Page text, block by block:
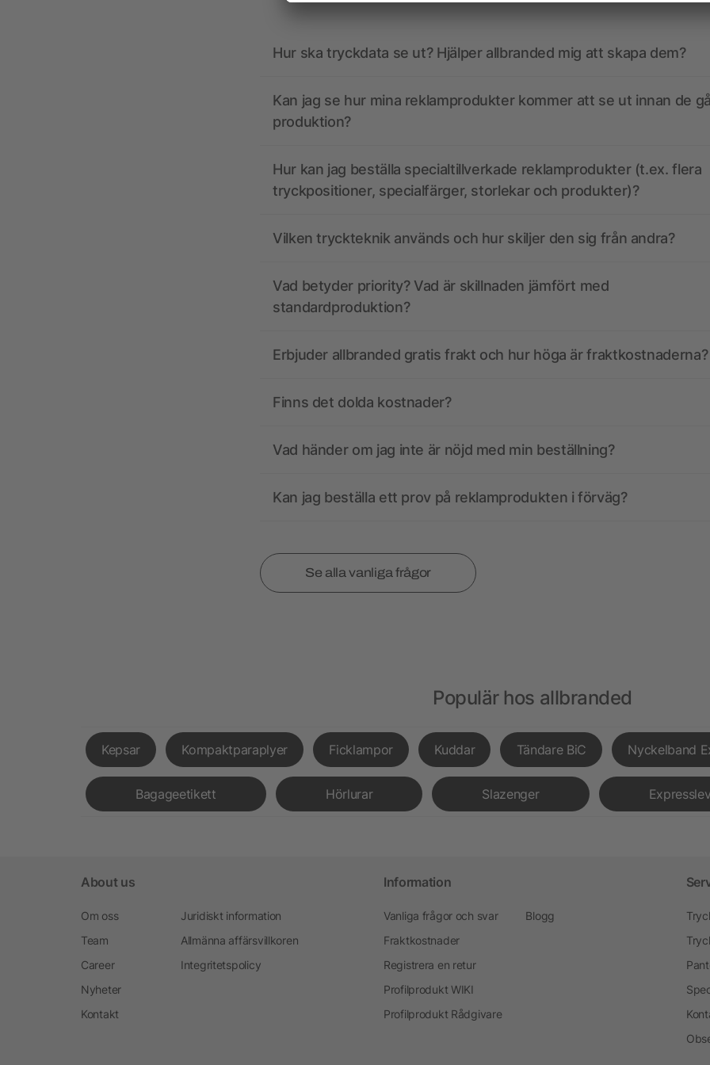
Hur ska tryckdata se ut? Hjälper allbranded mig att skapa dem?
Kan jag se hur mina reklamprodukter kommer att se ut innan de
produktion?
Hur kan jag beställa specialtillverkade reklamprodukter (t.ex. flera
tryckpositioner, specialfärger, storlekar och produkter)?
Vilken tryckteknik används och hur skiljer den sig från andra?
Vad betyder priority? Vad är skillnaden jämfört med
standardproduktion?
Erbjuder allbranded gratis frakt och hur höga är fraktkostnaderna?
Finns det dolda kostnader?
Vad händer om jag inte är nöjd med min beställning?
Kan jag beställa ett prov på reklamprodukten i förväg?
Se alla vanliga frågor
Populär hos allbranded
Kepsar Kompaktparaplyer Ficklampor Kuddar Tändare BiC Nyckelband
Bagageetikett Hörlurar Slazenger
About us
Om oss
Team
Career
Nyheter
Kontakt
Juridiskt information
Allmänna affärsvillkoren
Integritetspolicy
Information
Vanliga frågor och svar
Fraktkostnader
Registrera en retur
Profilprodukt WIKI
Profilprodukt Rådgivare
Blogg